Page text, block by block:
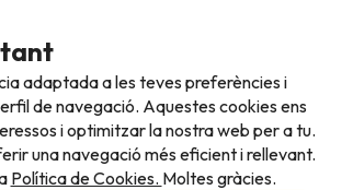
adaptada a les teves preferències i
de navegació. Aquestes cookies ens
i optimitzar la nostra web per a tu.
una navegació més eficient i rellevant.
Política de Cookies. Moltes gràcies.